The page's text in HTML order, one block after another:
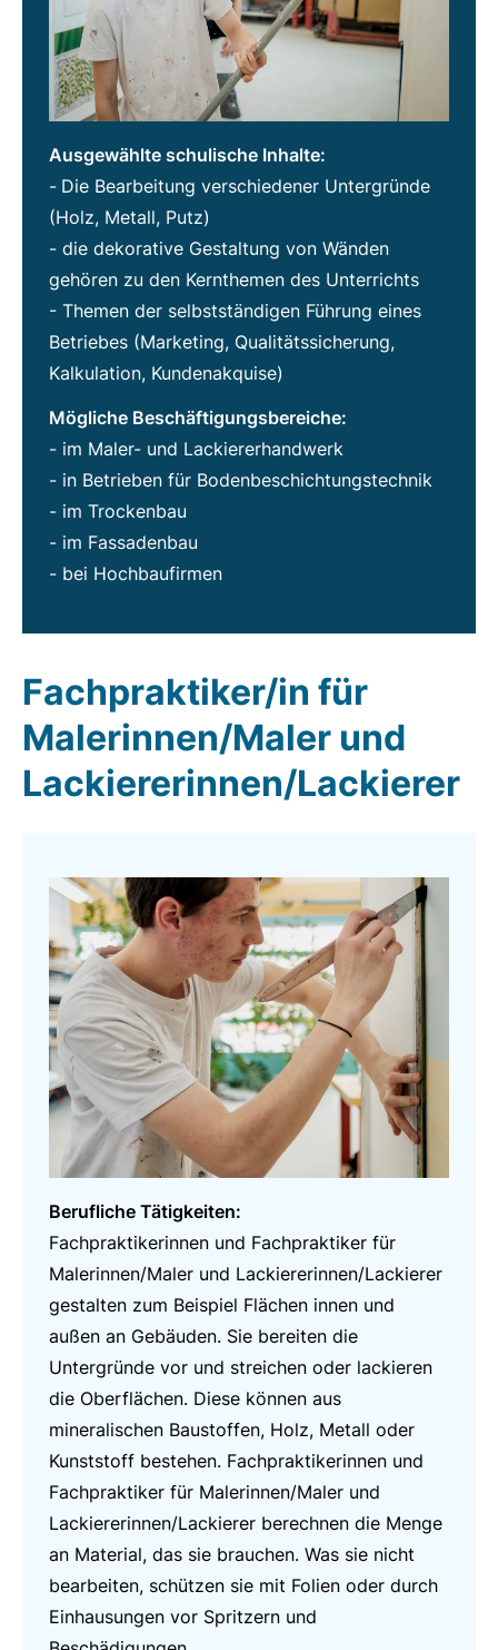
Ausgewählte schulische Inhalte:
- Die Bearbeitung verschiedener Untergründe
(Holz, Metall, Putz)
- die dekorative Gestaltung von Wänden
gehören zu den Kernthemen des Unterrichts
- Themen der selbstständigen Führung eines
Betriebes (Marketing, Qualitätssicherung,
Kalkulation, Kundenakquise)
Mögliche Beschäftigungsbereiche:
- im Maler- und Lackiererhandwerk
- in Betrieben für Bodenbeschichtungstechnik
- im Trockenbau
- im Fassadenbau
- bei Hochbaufirmen
Fachpraktiker/in für
Malerinnen/Maler und
Lackiererinnen/Lackierer
Berufliche Tätigkeiten:
Fachpraktikerinnen und Fachpraktiker für
Malerinnen/Maler und Lackiererinnen/Lackierer
gestalten zum Beispiel Flächen innen und
außen an Gebäuden. Sie bereiten die
Untergründe vor und streichen oder lackieren
die Oberflächen. Diese können aus
mineralischen Baustoffen, Holz, Metall oder
Kunststoff bestehen. Fachpraktikerinnen und
Fachpraktiker für Malerinnen/Maler und
Lackiererinnen/Lackierer berechnen die Menge
an Material, das sie brauchen. Was sie nicht
bearbeiten, schützen sie mit Folien oder durch
Einhausungen vor Spritzern und